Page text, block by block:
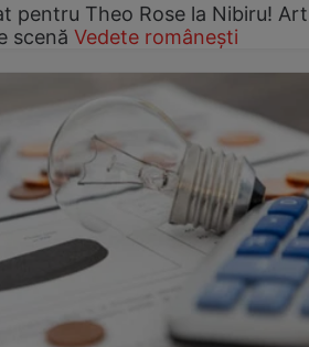
pentru Theo Rose la Nibiru!
scenă Vedete românești